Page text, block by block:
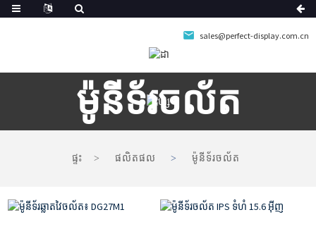
sales@perfect-display.com.cn
ម៉ូនីទ័រចល័ត
ផ្ទះ ផលិតផល ម៉ូនីទ័រចល័ត